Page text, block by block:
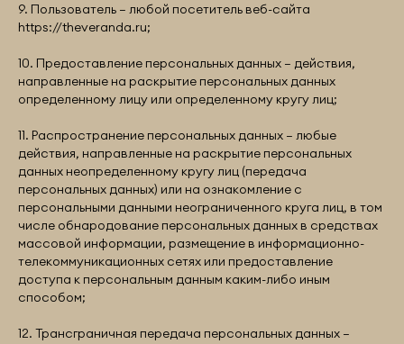
9. Пользователь – любой посетитель веб-сайта
https://theveranda.ru;
10. Предоставление персональных данных – действия,
направленные на раскрытие персональных данных
определенному лицу или определенному кругу лиц;
11. Распространение персональных данных – любые
действия, направленные на раскрытие персональных
данных неопределенному кругу лиц (передача
персональных данных) или на ознакомление с
персональными данными неограниченного круга лиц, в том
числе обнародование персональных данных в средствах
массовой информации, размещение в информационно-
телекоммуникационных сетях или предоставление
доступа к персональным данным каким-либо иным
способом;
12. Трансграничная передача персональных данных –